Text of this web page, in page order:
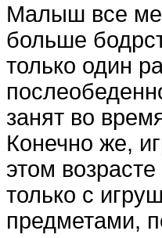
Малыш все
больше
только один
занят во
Конечно же,
этом
только с
предметами,